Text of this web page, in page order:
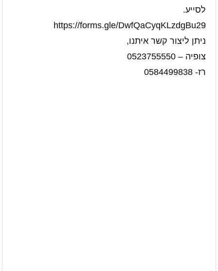
לסייע.
https://forms.gle/DwfQaCyqKLzdgBu29
ניתן ליצור קשר איתנו,
צופיה – 0523755550
רז- 0584499838